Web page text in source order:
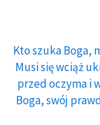
Kto szuka Boga,
Musi się wciąż
przed oczyma i
Boga, swój